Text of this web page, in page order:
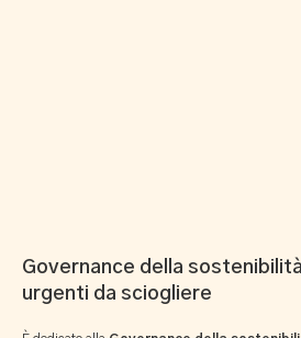
Governance della
urgenti da sciogliere